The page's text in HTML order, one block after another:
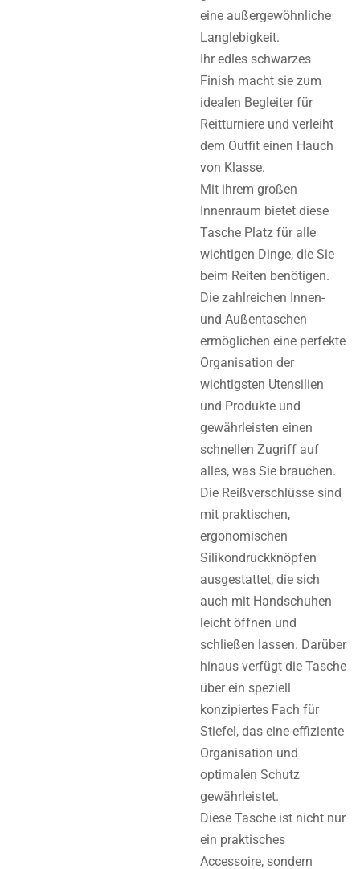
eine außergewöhnliche
Langlebigkeit.
Ihr edles schwarzes
Finish macht sie zum
idealen Begleiter für
Reitturniere und verleiht
dem Outfit einen Hauch
von Klasse.
Mit ihrem großen
Innenraum bietet diese
Tasche Platz für alle
wichtigen Dinge, die Sie
beim Reiten benötigen.
Die zahlreichen Innen-
und Außentaschen
ermöglichen eine perfekte
Organisation der
wichtigsten Utensilien
und Produkte und
gewährleisten einen
schnellen Zugriff auf
alles, was Sie brauchen.
Die Reißverschlüsse sind
mit praktischen,
ergonomischen
Silikondruckknöpfen
ausgestattet, die sich
auch mit Handschuhen
leicht öffnen und
schließen lassen. Darüber
hinaus verfügt die Tasche
über ein speziell
konzipiertes Fach für
Stiefel, das eine effiziente
Organisation und
optimalen Schutz
gewährleistet.
Diese Tasche ist nicht nur
ein praktisches
Accessoire, sondern